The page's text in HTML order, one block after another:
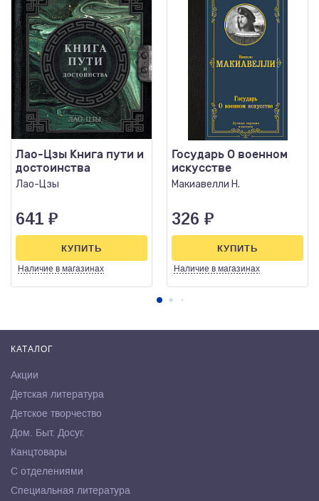
Лао-Цзы Книга пути и
достоинства
Лао-Цзы
641 ₽
Наличие в магазинах
КУПИТЬ
Государь О военном
искусстве
Макиавелли Н.
326 ₽
Наличие в магазинах
КУПИТЬ
КАТАЛОГ
Акции
Детская литература
Детское творчество
Дом. Быт. Досуг.
Канцтовары
С отделениями
Специальная литература